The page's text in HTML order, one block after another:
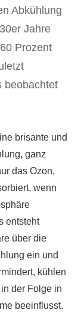
Abkühlung
Jahre
Prozent
beobachtet
brisante und
ganz
das Ozon,
wenn
entsteht
über die
ein und
kühlen
der Folge in
beeinflusst.